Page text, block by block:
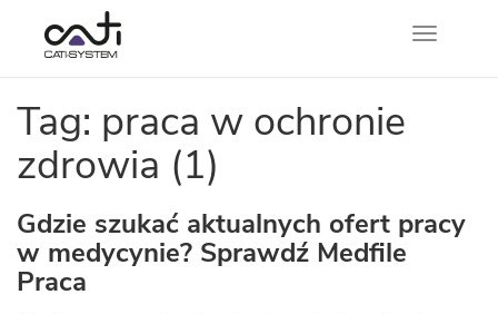
Tag: praca w ochronie
zdrowia (1)
Gdzie szukać aktualnych ofert pracy
w medycynie? Sprawdź Medfile
Praca